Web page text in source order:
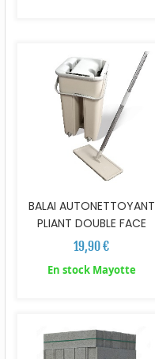
BALAI AUTONETTOYANT
PLIANT DOUBLE FACE
19,90 €
En stock Mayotte